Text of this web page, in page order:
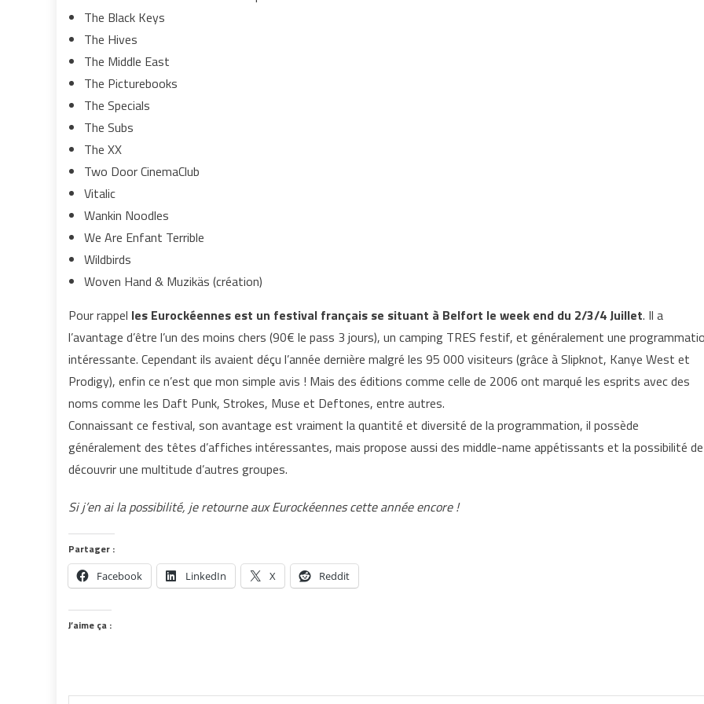
The Black Keys
The Hives
The Middle East
The Picturebooks
The Specials
The Subs
The XX
Two Door CinemaClub
Vitalic
Wankin Noodles
We Are Enfant Terrible
Wildbirds
Woven Hand & Muzikäs (création)
Pour rappel les Eurockéennes est un festival français se situant à Belfort le week end du 2/3/4 Juillet. Il a
l’avantage d’être l’un des moins chers (90€ le pass 3 jours), un camping TRES festif, et généralement une
intéressante. Cependant ils avaient déçu l’année dernière malgré les 95 000 visiteurs (grâce à Slipknot, Kanye West et
Prodigy), enfin ce n’est que mon simple avis ! Mais des éditions comme celle de 2006 ont marqué les esprits avec des
noms comme les Daft Punk, Strokes, Muse et Deftones, entre autres.
Connaissant ce festival, son avantage est vraiment la quantité et diversité de la programmation, il possède
généralement des têtes d’affiches intéressantes, mais propose aussi des middle-name appétissants et la possibilité de
découvrir une multitude d’autres groupes.
Si j’en ai la possibilité, je retourne aux Eurockéennes cette année encore !
Partager :
Facebook LinkedIn X Reddit
J’aime ça :